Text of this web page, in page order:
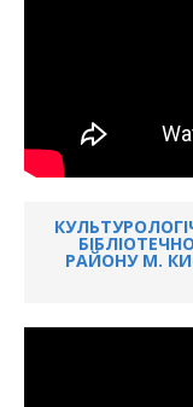
РАЙОНУ М.